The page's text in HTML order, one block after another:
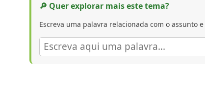
🔎 Quer explorar mais este tema?
Escreva uma palavra relacionada com o assunto